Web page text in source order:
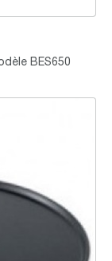
BES650